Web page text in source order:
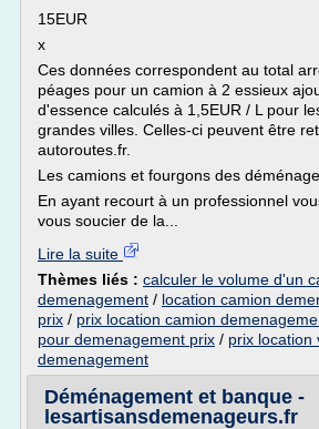
15EUR
x
Ces données correspondent au total
péages pour un camion à 2 essieux
d'essence calculés à 1,5EUR / L pour
grandes villes. Celles-ci peuvent être
autoroutes.fr.
Les camions et fourgons des
En ayant recourt à un professionnel
vous soucier de la...
Lire la suite
Thèmes liés : calculer le volume d'un
demenagement / location camion
prix / prix location camion
pour demenagement prix / prix location
demenagement
Déménagement et banque -
lesartisansdemenageurs.fr